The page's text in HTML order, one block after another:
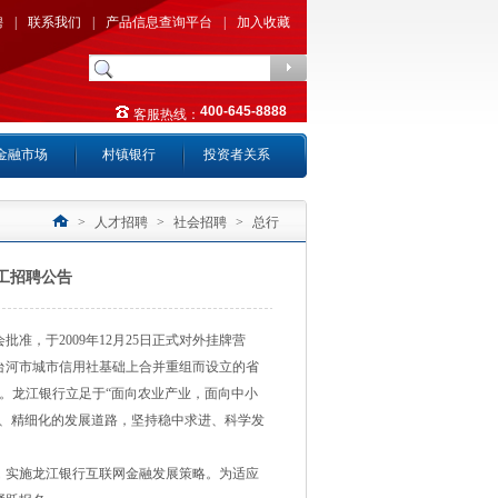
联系我们 产品信息查询平台 加入收藏
客服热线：400-645-8888
融市场 村镇银行 投资者关系
> 人才招聘 > 社会招聘 > 总行
招聘公告
准，于2009年12月25日正式对外挂牌营
市城市信用社基础上合并重组而设立的省
龙江银行立足于“面向农业产业，面向中小
精细化的发展道路，坚持稳中求进、科学发
施龙江银行互联网金融发展策略。为适应